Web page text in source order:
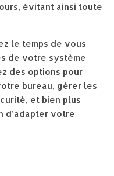
évitant ainsi toute
le temps de vous
de votre système
des options pour
bureau, gérer les
et bien plus
d’adapter votre